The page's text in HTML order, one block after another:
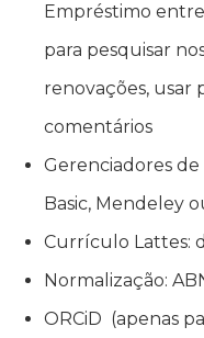
Empréstimo
para pesquisar
renovações, usar
comentários
Gerenciadores
Basic, Mendeley
Currículo Lattes:
Normalização:
ORCiD (apenas